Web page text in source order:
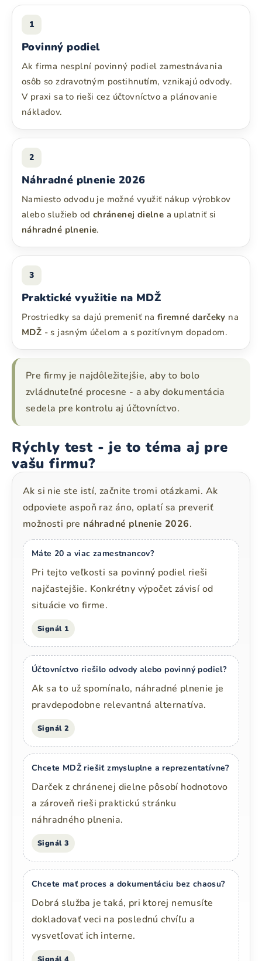
1
Povinný podiel
Ak firma nesplní povinný podiel zamestnávania
osôb so zdravotným postihnutím, vznikajú odvody.
V praxi sa to rieši cez účtovníctvo a plánovanie
nákladov.
2
Náhradné plnenie 2026
Namiesto odvodu je možné využiť nákup výrobkov
alebo služieb od chránenej dielne a uplatniť si
náhradné plnenie.
3
Praktické využitie na MDŽ
Prostriedky sa dajú premeniť na firemné darčeky na
MDŽ - s jasným účelom a s pozitívnym dopadom.
Pre firmy je najdôležitejšie, aby to bolo
zvládnuteľné procesne - a aby dokumentácia
sedela pre kontrolu aj účtovníctvo.
Rýchly test - je to téma aj pre
vašu firmu?
Ak si nie ste istí, začnite tromi otázkami. Ak
odpoviete aspoň raz áno, oplatí sa preveriť
možnosti pre náhradné plnenie 2026.
Máte 20 a viac zamestnancov?
Pri tejto veľkosti sa povinný podiel rieši
najčastejšie. Konkrétny výpočet závisí od
situácie vo firme.
Signál 1
Účtovníctvo riešilo odvody alebo povinný podiel?
Ak sa to už spomínalo, náhradné plnenie je
pravdepodobne relevantná alternatíva.
Signál 2
Chcete MDŽ riešiť zmysluplne a reprezentatívne?
Darček z chránenej dielne pôsobí hodnotovo
a zároveň rieši praktickú stránku
náhradného plnenia.
Signál 3
Chcete mať proces a dokumentáciu bez chaosu?
Dobrá služba je taká, pri ktorej nemusíte
dokladovať veci na poslednú chvíľu a
vysvetľovať ich interne.
Signál 4